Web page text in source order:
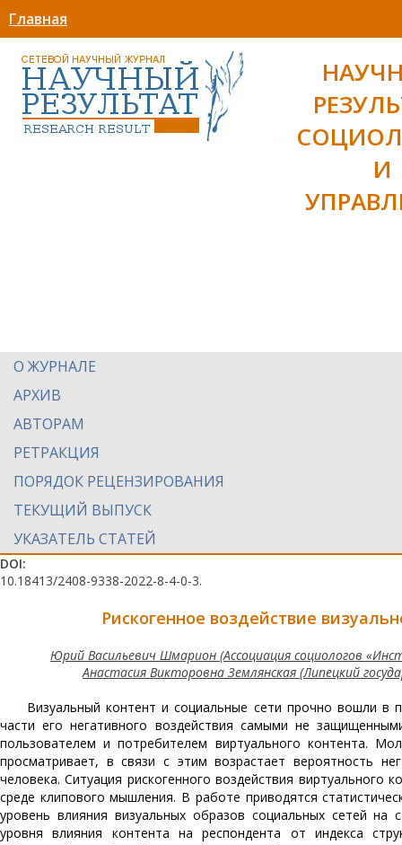
Главная
И
О ЖУРНАЛЕ
АРХИВ
АВТОРАМ
РЕТРАКЦИЯ
ПОРЯДОК РЕЦЕНЗИРОВАНИЯ
ТЕКУЩИЙ ВЫПУСК
УКАЗАТЕЛЬ СТАТЕЙ
DOI:
10.18413/2408-9338-2022-8-4-0-3.
Рискогенное воздействие
Юрий Васильевич Шмарион (Ассоциация социологов
Анастасия Викторовна Землянская (Липецкий
Визуальный контент и социальные сети прочно вошли в
части его негативного воздействия самыми не
пользователем и потребителем виртуального контента.
просматривает, в связи с этим возрастает вероятность
человека. Ситуация рискогенного воздействия
среде клипового мышления. В работе приводятся
уровень влияния визуальных образов социальных сетей на
уровня влияния контента на респондента от индекса